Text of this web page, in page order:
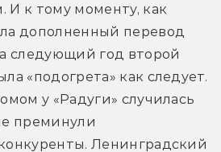
И к тому моменту, как
дополненный перевод
следующий год второй
«подогрета» как следует.
у «Радуги» случилась
преминули
Ленинградский